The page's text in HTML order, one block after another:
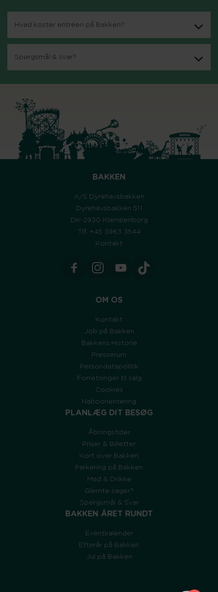
Hvad koster entréen på Bakken?
Spørgsmål & svar?
BAKKEN
A/S Dyrehavsbakken
Dyrehavsbakken 51.1
DK-2930 Klampenborg
Tlf. +45 3963 3544
Kontakt
OM OS
Kontakt
Job på Bakken
Bakkens Historie
Presserum
Persondatapolitik
Forretninger til salg
Cookies
Naboorientering
PLANLÆG DIT BESØG
Åbningstider
Priser & Billetter
Kort over Bakken
Parkering på Bakken
Mad & Drikke
Glemte sager?
Spørgsmål & Svar
BAKKEN ÅRET RUNDT
Eventkalender
Efterår på Bakken
Jul på Bakken